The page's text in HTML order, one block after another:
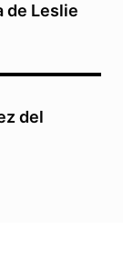
de Leslie
del